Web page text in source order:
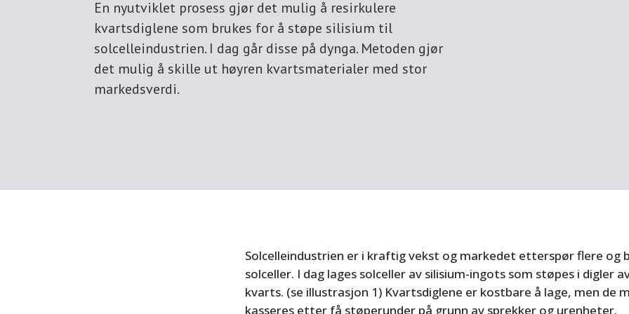
En nyutviklet prosess gjør det mulig å resirkulere
kvartsdiglene som brukes for å støpe silisium til
solcelleindustrien. I dag går disse på dynga. Metoden gjør
det mulig å skille ut høyren kvartsmaterialer med stor
markedsverdi.
Solcelleindustrien er i kraftig vekst og markedet etterspør flere og
solceller. I dag lages solceller av silisium-ingots som støpes i digler
kvarts. (se illustrasjon 1) Kvartsdiglene er kostbare å lage, men de
kasseres etter få støperunder på grunn av sprekker og urenheter.